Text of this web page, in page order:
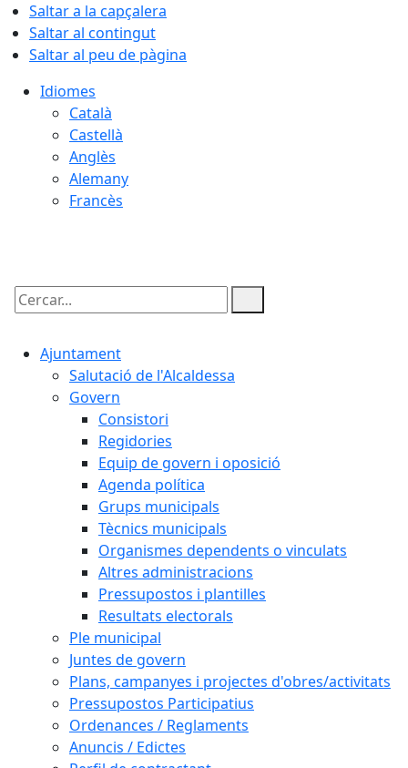
Saltar a la capçalera
Saltar al contingut
Saltar al peu de pàgina
Idiomes
Català
Castellà
Anglès
Alemany
Francès
Cercar:
Ajuntament
Salutació de l'Alcaldessa
Govern
Consistori
Regidories
Equip de govern i oposició
Agenda política
Grups municipals
Tècnics municipals
Organismes dependents o vinculats
Altres administracions
Pressupostos i plantilles
Resultats electorals
Ple municipal
Juntes de govern
Plans, campanyes i projectes d'obres/activitats
Pressupostos Participatius
Ordenances / Reglaments
Anuncis / Edictes